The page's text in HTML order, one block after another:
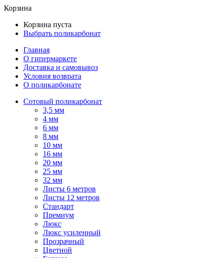
Корзина
Корзина пуста
Выбрать поликарбонат
Главная
О гипермаркете
Доставка и самовывоз
Условия возврата
О поликарбонате
Сотовый поликарбонат
3,5 мм
4 мм
6 мм
8 мм
10 мм
16 мм
20 мм
25 мм
32 мм
Листы 6 метров
Листы 12 метров
Стандарт
Премиум
Люкс
Люкс усиленный
Прозрачный
Цветной